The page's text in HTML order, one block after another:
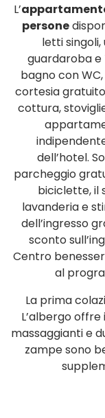
L’
persone
letti
guardaroba e
bagno con
cortesia
cottura,
dell’hotel.
parcheggio
biciclette, il
lavanderia e
dell’ingresso
sconto
Centro
al
La prima
L’albergo
massaggianti e
zampe sono